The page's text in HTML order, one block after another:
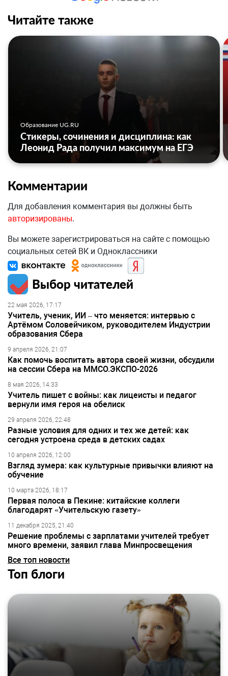
Читайте также
Образование UG.RU
Стикеры, сочинения и дисциплина: как
Леонид Рада получил максимум на ЕГЭ
Комментарии
Для добавления комментария вы должны быть
авторизированы.
Вы можете зарегистрироваться на сайте с помощью
социальных сетей ВК и Одноклассники
Выбор читателей
22 мая 2026, 17:17
Учитель, ученик, ИИ – что меняется: интервью с
Артёмом Соловейчиком, руководителем Индустрии
образования Сбера
9 апреля 2026, 21:07
Как помочь воспитать автора своей жизни, обсудили
на сессии Сбера на ММСО.ЭКСПО-2026
8 мая 2026, 14:33
Учитель пишет с войны: как лицеисты и педагог
вернули имя героя на обелиск
29 апреля 2026, 22:48
Разные условия для одних и тех же детей: как
сегодня устроена среда в детских садах
10 апреля 2026, 12:00
Взгляд зумера: как культурные привычки влияют на
обучение
10 марта 2026, 18:17
Первая полоса в Пекине: китайские коллеги
благодарят «Учительскую газету»
11 декабря 2025, 21:40
Решение проблемы с зарплатами учителей требует
много времени, заявил глава Минпросвещения
Все топ новости
Топ блоги